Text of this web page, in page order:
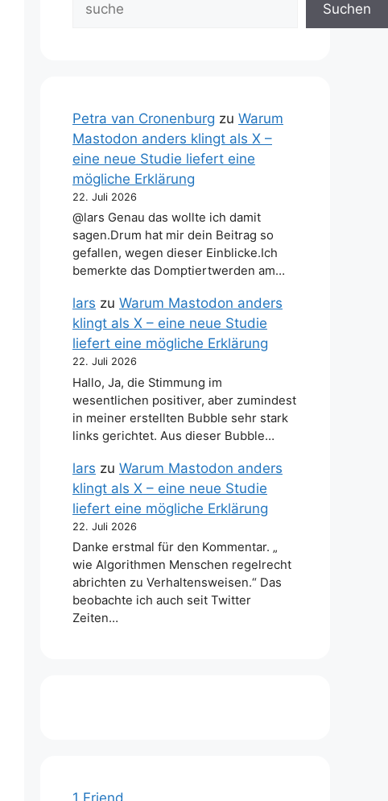
Suchen
Petra van Cronenburg zu Warum
Mastodon anders klingt als X –
eine neue Studie liefert eine
mögliche Erklärung
22. Juli 2026
@lars Genau das wollte ich damit
sagen.Drum hat mir dein Beitrag so
gefallen, wegen dieser Einblicke.Ich
bemerkte das Domptiertwerden am…
lars zu Warum Mastodon anders
klingt als X – eine neue Studie
liefert eine mögliche Erklärung
22. Juli 2026
Hallo, Ja, die Stimmung im
wesentlichen positiver, aber zumindest
in meiner erstellten Bubble sehr stark
links gerichtet. Aus dieser Bubble…
lars zu Warum Mastodon anders
klingt als X – eine neue Studie
liefert eine mögliche Erklärung
22. Juli 2026
Danke erstmal für den Kommentar. „
wie Algorithmen Menschen regelrecht
abrichten zu Verhaltensweisen.“ Das
beobachte ich auch seit Twitter
Zeiten…